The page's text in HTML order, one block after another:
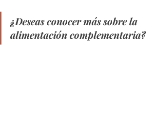
¿Deseas conocer más sobre la
alimentación complementaria?